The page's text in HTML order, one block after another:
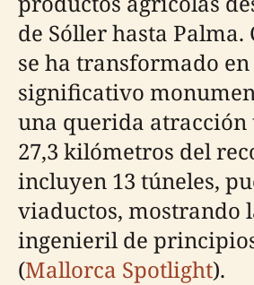
de Sóller hasta Palma.
se ha transformado
significativo
una querida atracción
27,3 kilómetros del
incluyen 13 túneles,
viaductos, mostrando
ingenieril de
(Mallorca Spotlight).